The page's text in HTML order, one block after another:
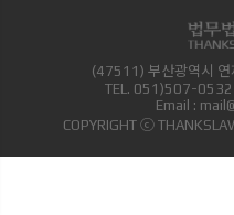
(47511) 부산광역시
TEL. 051)507-
Email :
COPYRIGHT ⓒ